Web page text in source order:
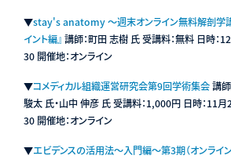
▼stay's anatomy 〜週末オンライン無料解剖学
イント編』 講師：町田 志樹 氏 受講料：無料 日時：12
30 開催地：オンライン
▼コメディカル組織運営研究会第9回学術集会講師
駿太 氏・山中 伸彦 氏 受講料：1,000円 日時：11月
30 開催地：オンライン
▼エビデンスの活用法〜入門編〜第3期（オンライ